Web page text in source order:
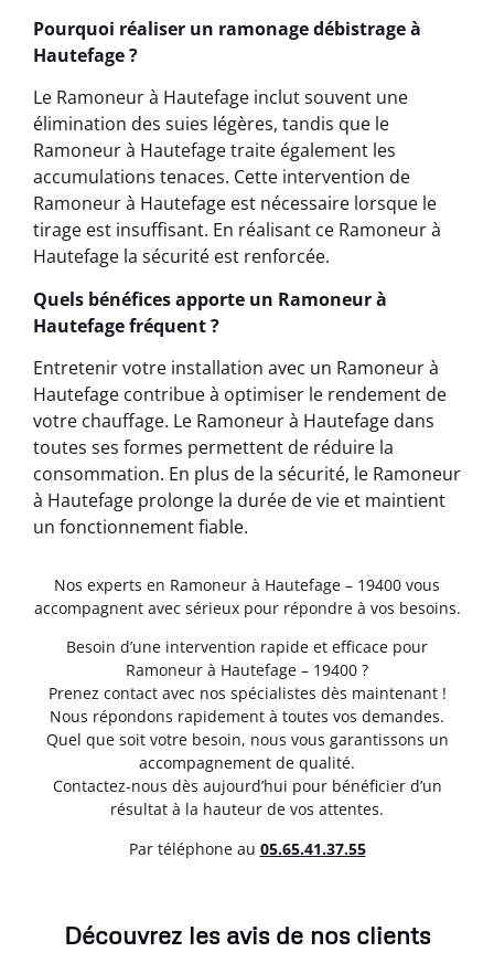
Pourquoi réaliser un ramonage débistrage à
Hautefage ?
Le Ramoneur à Hautefage inclut souvent une
élimination des suies légères, tandis que le
Ramoneur à Hautefage traite également les
accumulations tenaces. Cette intervention de
Ramoneur à Hautefage est nécessaire lorsque le
tirage est insuffisant. En réalisant ce Ramoneur à
Hautefage la sécurité est renforcée.
Quels bénéfices apporte un Ramoneur à
Hautefage fréquent ?
Entretenir votre installation avec un Ramoneur à
Hautefage contribue à optimiser le rendement de
votre chauffage. Le Ramoneur à Hautefage dans
toutes ses formes permettent de réduire la
consommation. En plus de la sécurité, le Ramoneur
à Hautefage prolonge la durée de vie et maintient
un fonctionnement fiable.
Nos experts en Ramoneur à Hautefage – 19400 vous
accompagnent avec sérieux pour répondre à vos besoins.
Besoin d’une intervention rapide et efficace pour
Ramoneur à Hautefage – 19400 ?
Prenez contact avec nos spécialistes dès maintenant !
Nous répondons rapidement à toutes vos demandes.
Quel que soit votre besoin, nous vous garantissons un
accompagnement de qualité.
Contactez-nous dès aujourd’hui pour bénéficier d’un
résultat à la hauteur de vos attentes.
Par téléphone au 05.65.41.37.55
Découvrez les avis de nos clients